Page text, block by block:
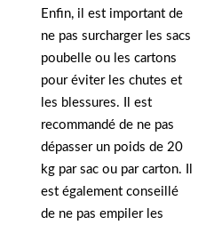
Enfin, il est important de
ne pas surcharger les sacs
poubelle ou les cartons
pour éviter les chutes et
les blessures. Il est
recommandé de ne pas
dépasser un poids de 20
kg par sac ou par carton. Il
est également conseillé
de ne pas empiler les